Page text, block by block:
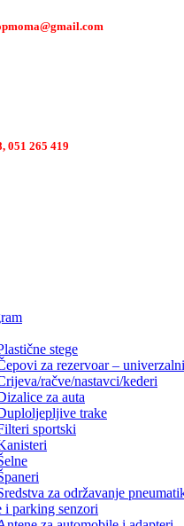
051 265 419
stege
za rezervoar – univerzalni
račve/nastavci/kederi
za auta
trake
sportski
za održavanje
i parking senzori